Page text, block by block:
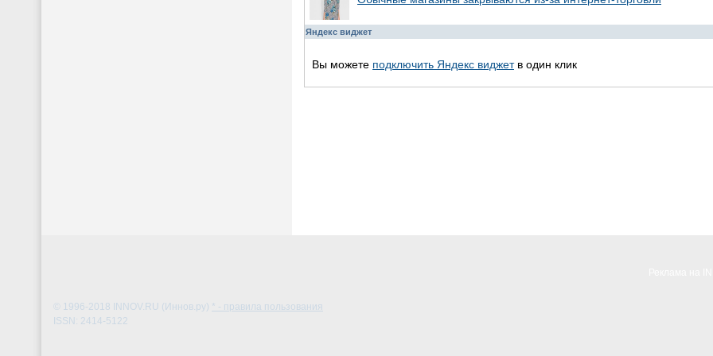
Яндекс виджет
Вы можете подключить Яндекс виджетв один клик
© 1996-2018 INNOV.RU (Иннов.ру) * - правила пользования
ISSN: 2414-5122